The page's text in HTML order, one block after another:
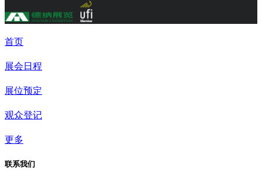
首页
展会日程
展位预定
观众登记
更多
联系我们